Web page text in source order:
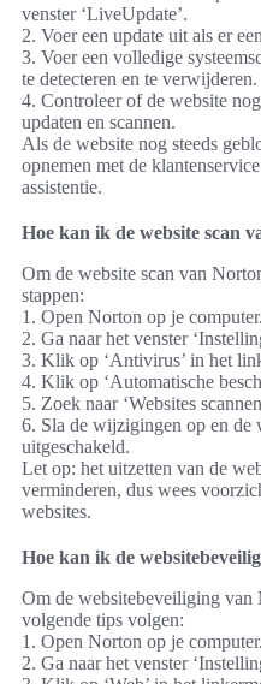
venster ‘LiveUpdate’.
2. Voer een update uit als er
3. Voer een volledige
te detecteren en te verwijderen.
4. Controleer of de website
updaten en scannen.
Als de website nog steeds
opnemen met de
assistentie.
Hoe kan ik de website scan
Om de website scan van
stappen:
1. Open Norton op je computer.
2. Ga naar het venster
3. Klik op ‘Antivirus’ in het
4. Klik op ‘Automatische
5. Zoek naar ‘Websites
6. Sla de wijzigingen op en de
uitgeschakeld.
Let op: het uitzetten van de
verminderen, dus wees
websites.
Hoe kan ik de
Om de websitebeveiliging van
volgende tips volgen:
1. Open Norton op je computer.
2. Ga naar het venster